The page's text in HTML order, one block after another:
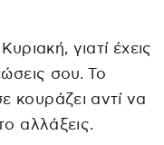
γιατί έχεις
σου. Το
κουράζει αντί να
αλλάξεις.